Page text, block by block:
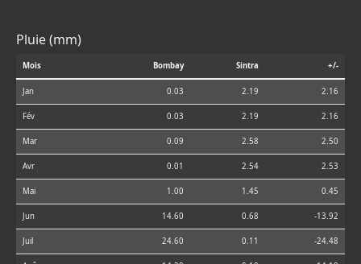
Pluie (mm)
Mois Bombay Sintra +/-
Jan 0.03 2.19 2.16
Fév 0.03 2.19 2.16
Mar 0.09 2.58 2.50
Avr 0.01 2.54 2.53
Mai 1.00 1.45 0.45
Jun 14.60 0.68 -13.92
Juil 24.60 0.11 -24.48